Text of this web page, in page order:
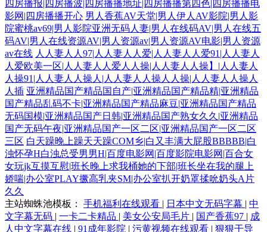
四房播报|四房播波|四房播播地址|四房播播第四色|四房播播电
影网|四房播播开心 男人香蕉AV天堂|男人伊人AV影院|男人影
院蜜桃av69|男人影院亚洲无码人妻|男人在线码AV|男人在线五
码AV|男人在线资源AV|男人资源av|男人资源AV电影|男人资源
av在线 人人妻人人97|人人妻人人爱|人人妻人人爱91|人人妻人
人爱欧美一区|人人妻人人爱人人操|人人妻人人操】|人人妻人
人操91|人人妻人人操人|人人妻人人操人人操|人人妻人人操人
人插 亚洲精品国产精品国自产|亚洲精品国产精品精|亚洲精品
国产精品乱码不卡|亚洲精品国产精品麻豆|亚洲精品国产精品
无码国模|亚洲精品国产日韩|亚洲精品国产熟女久久|亚洲精品
国产无码午夜|亚洲精品国产一区二区|亚洲精品国产一区二区
三区 白天躁晚上躁天天躁COM乡|白又丰满大屁股BBBBB|白
浊怀孕H白浊总受男男H|百度电影网|百度影院电影网|百合女
女玩jk互摸互慰|班长晚上求我桶她的下部|班长坐在我的腿上
娇喘|办公室PLAY撅高乳夹SM|办公室扒开奶罩揉吮奶头A片
久久
主站蜘蛛池模板： 手机福利在线观看 | 日本中文无码字幕 | 中
文字幕无码 | 一卡二卡精品 | 美女公安局毛片 | 国产香蕉97 | 成
人中文字幕在线 | 91成年影院 | 污黄视频在线观看 | 狠狠干导